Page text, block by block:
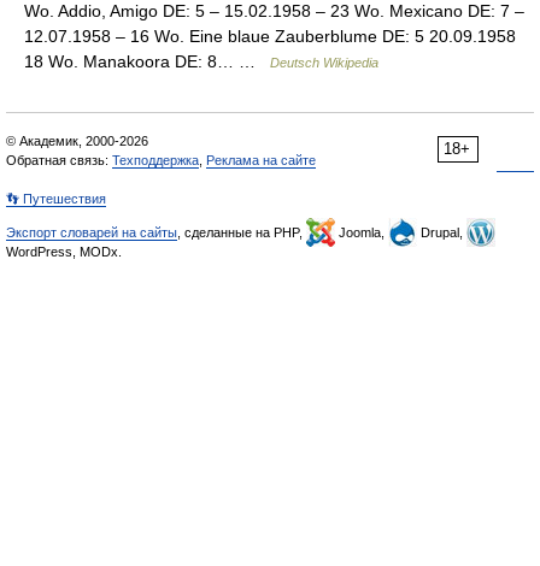
Wo. Addio, Amigo DE: 5 – 15.02.1958 – 23 Wo. Mexicano DE: 7 –
12.07.1958 – 16 Wo. Eine blaue Zauberblume DE: 5 20.09.1958
18 Wo. Manakoora DE: 8… …
Deutsch Wikipedia
18+
© Академик, 2000-2026
Обратная связь: Техподдержка Реклама на сайте
👣 Путешествия
Экспорт словарей на сайты , сделанные на PHP, Joomla,
Drupal,
WordPress, MODx.